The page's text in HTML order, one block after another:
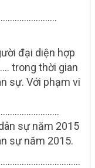
đại diện hợp
trong thời gian
sự. Với phạm vi
sự năm 2015
sự năm 2015.